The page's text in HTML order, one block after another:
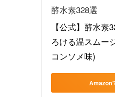
酵水素328選
【公式】酵水素
ろける温スムー
コンソメ味)
Amazon